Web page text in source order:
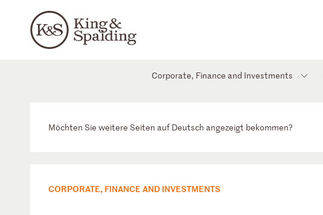
Corporate, Finance and Investments
Möchten Sie weitere Seiten auf Deutsch angezeigt bekommen?
CORPORATE, FINANCE AND INVESTMENTS